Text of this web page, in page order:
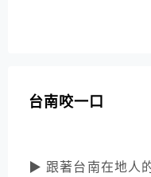
台南咬一口
▶ 跟著台南在地人